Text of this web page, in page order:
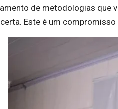
de metodologias que
Este é um